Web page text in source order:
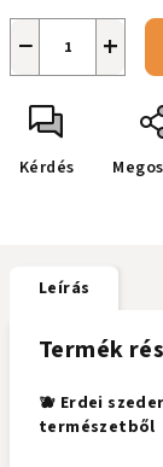
+
−
Kérdés
Leírás
Termék
🫐 Erdei
természetből